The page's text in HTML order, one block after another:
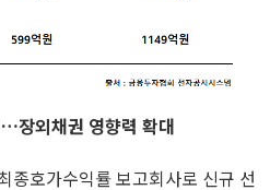
장외채권 영향력 확대
종호가수익률 보고회사로 신규 선